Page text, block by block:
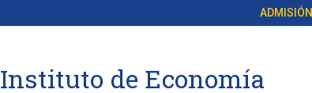
ADMISIÓN
Instituto de Economía